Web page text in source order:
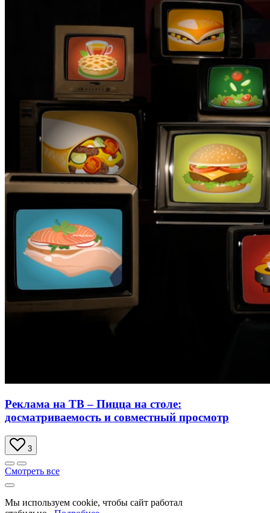
Реклама на ТВ – Пицца на столе:
досматриваемость и совместный просмотр
3
Смотреть все
Мы используем cookie, чтобы сайт работал